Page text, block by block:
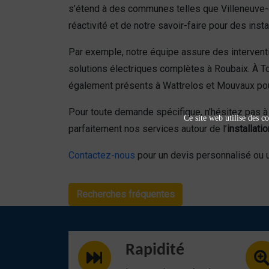
s’étend à des communes telles que
réactivité et de notre savoir-faire pour des
Par exemple, notre équipe assure des
solutions électriques complètes à Roubaix. À
également présents à Wattrelos et Mouvaux
Pour toute demande spécifique, n’hésitez pas
parfaitement nos services autour de l’
Contactez-nous pour un devis personnalisé ou
Recherches fréquentes
Rapidité
Ce site web utilise des